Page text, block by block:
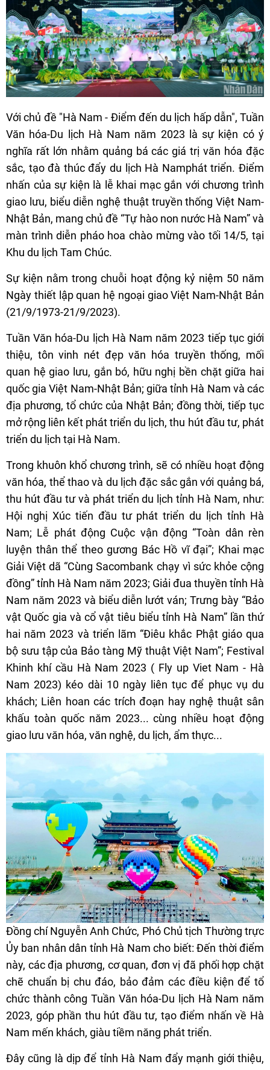
Với chủ đề "Hà Nam - Điểm đến du lịch hấp dẫn", Tuần
Văn hóa-Du lịch Hà Nam năm 2023 là sự kiện có ý
nghĩa rất lớn nhằm quảng bá các giá trị văn hóa đặc
sắc, tạo đà thúc đẩy du lịch Hà Namphát triển. Điểm
nhấn của sự kiện là lễ khai mạc gắn với chương trình
giao lưu, biểu diễn nghệ thuật truyền thống Việt Nam-
Nhật Bản, mang chủ đề “Tự hào non nước Hà Nam” và
màn trình diễn pháo hoa chào mừng vào tối 14/5, tại
Khu du lịch Tam Chúc.
Sự kiện nằm trong chuỗi hoạt động kỷ niệm 50 năm
Ngày thiết lập quan hệ ngoại giao Việt Nam-Nhật Bản
(21/9/1973-21/9/2023).
Tuần Văn hóa-Du lịch Hà Nam năm 2023 tiếp tục giới
thiệu, tôn vinh nét đẹp văn hóa truyền thống, mối
quan hệ giao lưu, gắn bó, hữu nghị bền chặt giữa hai
quốc gia Việt Nam-Nhật Bản; giữa tỉnh Hà Nam và các
địa phương, tổ chức của Nhật Bản; đồng thời, tiếp tục
mở rộng liên kết phát triển du lịch, thu hút đầu tư, phát
triển du lịch tại Hà Nam.
Trong khuôn khổ chương trình, sẽ có nhiều hoạt động
văn hóa, thể thao và du lịch đặc sắc gắn với quảng bá,
thu hút đầu tư và phát triển du lịch tỉnh Hà Nam, như:
Hội nghị Xúc tiến đầu tư phát triển du lịch tỉnh Hà
Nam; Lễ phát động Cuộc vận động “Toàn dân rèn
luyện thân thể theo gương Bác Hồ vĩ đại”; Khai mạc
Giải Việt dã “Cùng Sacombank chạy vì sức khỏe cộng
đồng” tỉnh Hà Nam năm 2023; Giải đua thuyền tỉnh Hà
Nam năm 2023 và biểu diễn lướt ván; Trưng bày “Bảo
vật Quốc gia và cổ vật tiêu biểu tỉnh Hà Nam” lần thứ
hai năm 2023 và triển lãm “Điêu khắc Phật giáo qua
bộ sưu tập của Bảo tàng Mỹ thuật Việt Nam”; Festival
Khinh khí cầu Hà Nam 2023 ( Fly up Viet Nam - Hà
Nam 2023) kéo dài 10 ngày liên tục để phục vụ du
khách; Liên hoan các trích đoạn hay nghệ thuật sân
khấu toàn quốc năm 2023... cùng nhiều hoạt động
giao lưu văn hóa, văn nghệ, du lịch, ẩm thực...
Đồng chí Nguyễn Anh Chức, Phó Chủ tịch Thường trực
Ủy ban nhân dân tỉnh Hà Nam cho biết: Đến thời điểm
này, các địa phương, cơ quan, đơn vị đã phối hợp chặt
chẽ chuẩn bị chu đáo, bảo đảm các điều kiện để tổ
chức thành công Tuần Văn hóa-Du lịch Hà Nam năm
2023, góp phần thu hút đầu tư, tạo điểm nhấn về Hà
Nam mến khách, giàu tiềm năng phát triển.
Đây cũng là dịp để tỉnh Hà Nam đẩy mạnh giới thiệu,